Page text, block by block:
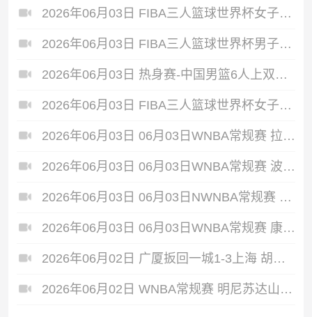
2026年06月03日 FIBA三人篮球世界杯女子小组赛 中国 16 - 21 拉脱维亚 集锦
2026年06月03日 FIBA三人篮球世界杯男子小组赛 新西兰 22 - 19 中国 集锦
2026年06月03日 热身赛-中国男篮6人上双胜FMP拉德尼基 王俊杰18+14 徐昕10+8
2026年06月03日 FIBA三人篮球世界杯女子小组赛 菲律宾 12 - 20 中国 集锦
2026年06月03日 06月03日WNBA常规赛 拉斯维加斯王牌79-69洛杉矶火花 全场集锦
2026年06月03日 06月03日WNBA常规赛 波特兰火焰77-95金州女武神 全场集锦
2026年06月03日 06月03日NWNBA常规赛 芝加哥天空72-90华盛顿神秘人 全场集锦
2026年06月03日 06月03日WNBA常规赛 康涅狄格太阳75-91亚特兰大梦想 全场集锦
2026年06月02日 广厦扳回一城1-3上海 胡金秋30+5 布朗27+8 古德温28+6+8
2026年06月02日 WNBA常规赛 明尼苏达山猫 111 - 77 菲尼克斯水星 全场集锦